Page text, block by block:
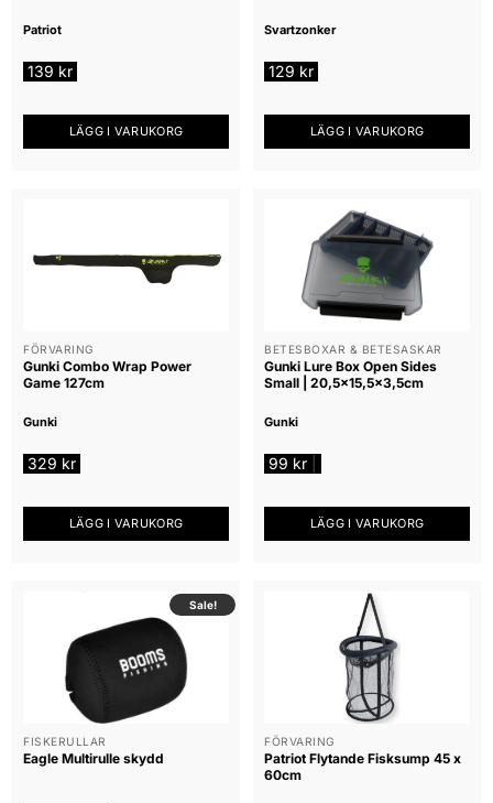
Patriot
139 kr
LÄGG I VARUKORG
Svartzonker
129 kr
LÄGG I VARUKORG
FÖRVARING
Gunki Combo Wrap Power
Game 127cm
Gunki
329 kr
LÄGG I VARUKORG
BETESBOXAR & BETESASKAR
Gunki Lure Box Open Sides
Small | 20,5×15,5×3,5cm
Gunki
99 kr
LÄGG I VARUKORG
Sale!
FISKERULLAR
Eagle Multirulle skydd
FÖRVARING
Patriot Flytande Fisksump 45 x
60cm